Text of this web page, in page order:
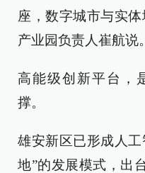
座，数字城市与实
产业园负责人崔航说。
高能级创新平台，
撑。
雄安新区已形成人
地”的发展模式，出